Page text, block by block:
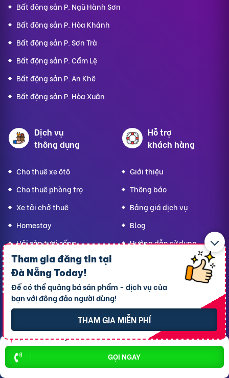
GỌI NGAY
Tham gia đăng tin tại
Đà Nẵng Today!
Để có thể quảng bá sản phẩm - dịch vụ của
bạn với đông đảo người dùng!
THAM GIA MIỄN PHÍ
Bất động sản P. Ngũ Hành Sơn
Bất động sản P. Hòa Khánh
Bất động sản P. Sơn Trà
Bất động sản P. Cẩm Lệ
Bất động sản P. An Khê
Bất động sản P. Hòa Xuân
Dịch vụ
thông dụng
Cho thuê xe ôtô
Cho thuê phòng trọ
Xe tải chở thuê
Homestay
Hải sản tươi sống
Trang trí quán - shop
Quà Lưu niệm
Dành cho thú cưng
Hỗ trợ
khách hàng
Giới thiệu
Thông báo
Bảng giá dịch vụ
Blog
Hướng dẫn sử dụng
Bạn
hãy lan tỏa yêu thương!